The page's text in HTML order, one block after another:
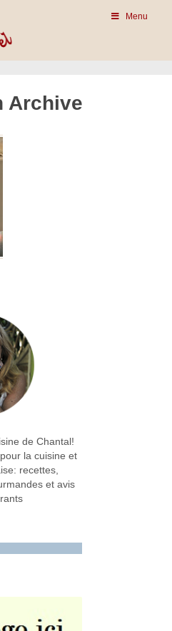
Menu
Archive
de Chantal!
la cuisine et
recettes,
et avis